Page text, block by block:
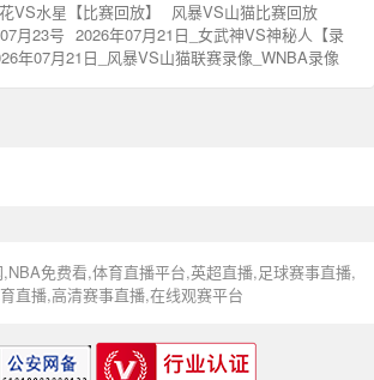
VS水星【比赛回放】
风暴VS山猫比赛回放
月23号 2026年07月21日_女武神VS神秘人【录
年07月21日_风暴VS山猫联赛录像_WNBA录像
免费看,体育直播平台,英超直播,足球赛事直播,
直播,高清赛事直播,在线观赛平台